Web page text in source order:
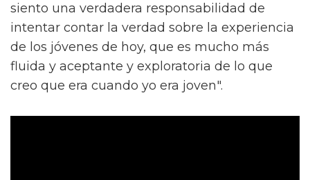
siento una verdadera responsabilidad de
intentar contar la verdad sobre la experiencia
de los jóvenes de hoy, que es mucho más
fluida y aceptante y exploratoria de lo que
creo que era cuando yo era joven".